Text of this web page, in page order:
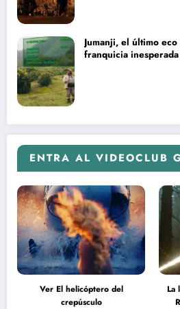
Jumanji, el último
franquicia inesperada
ENTRA AL VIDEOCLUB
Ver El helicóptero del
crepúsculo
La